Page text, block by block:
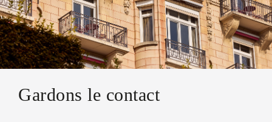
Gardons le contact